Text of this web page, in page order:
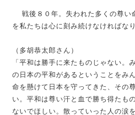
戦後８０年。失われた多くの尊い
を私たちは心に刻み続けなければな
（多胡恭太郎さん）
「平和は勝手に来たものじゃない。
の日本の平和があるということをみ
命を懸けて日本を守ってきた、その
い。平和は尊い汗と血で勝ち得たも
ないでほしい。散っていった人の涙